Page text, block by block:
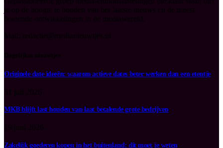
Originele date ideeën: waarom actieve dates beter werken dan een etentje
MKB blijft last houden van laat betalende grote bedrijven
Zakelijk goederen kopen in het buitenland: dit moet je weten